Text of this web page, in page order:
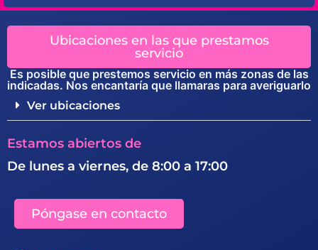
Ubicaciones en las que prestamos
servicio
Es posible que prestemos servicio en más zonas de las
indicadas. Nos encantaría que llamaras para averiguarlo
Ver ubicaciones
Estamos abiertos de
De lunes a viernes, de 8:00 a 17:00
Póngase en contacto